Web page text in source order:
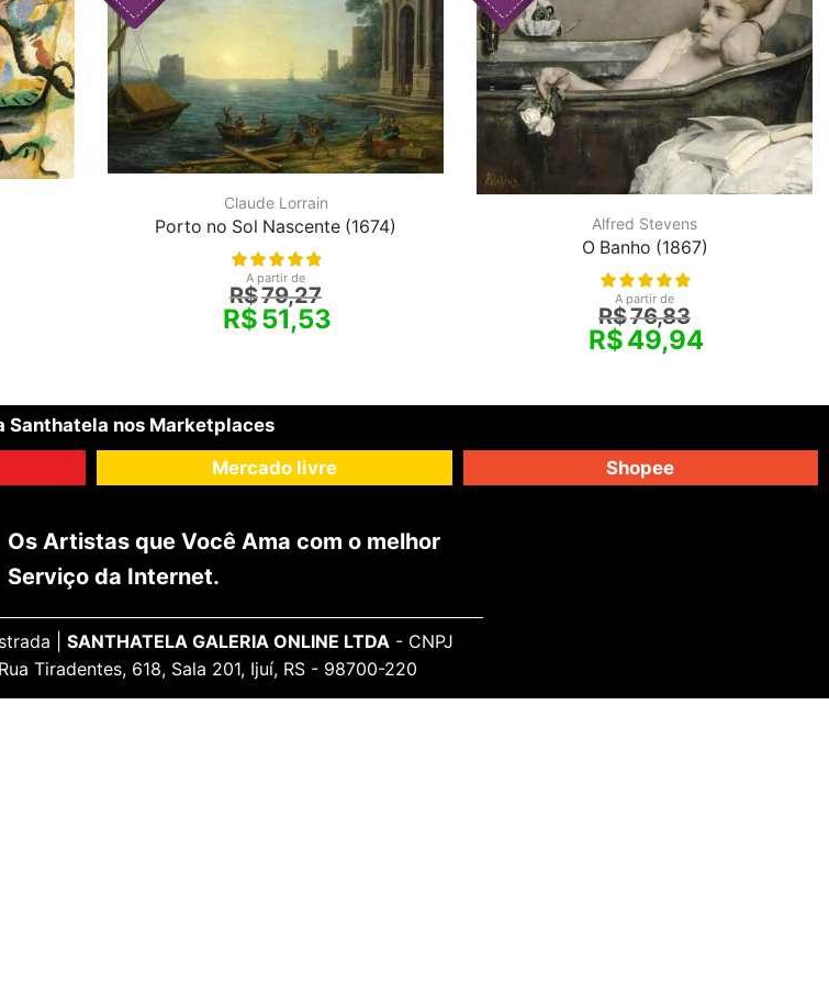
Claude Lorrain
Porto no Sol Nascente (1674)
A partir de
R$79,27
R$51,53
Alfred Stevens
O Banho (1867)
A partir de
R$76,83
R$49,94
Santhatela nos Marketplaces
Mercado livre Shopee
Os Artistas que Você Ama com o melhor
Serviço da Internet.
| SANTHATELA GALERIA ONLINE LTDA - CNPJ
Tiradentes, 618, Sala 201, Ijuí, RS - 98700-220